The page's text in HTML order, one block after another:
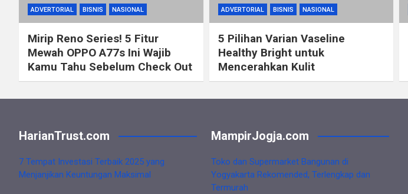
ADVERTORIAL BISNIS NASIONAL
Mirip Reno Series! 5 Fitur
Mewah OPPO A77s Ini Wajib
Kamu Tahu Sebelum Check Out
ADVERTORIAL BISNIS NASIONAL
5 Pilihan Varian Vaseline
Healthy Bright untuk
Mencerahkan Kulit
HarianTrust.com
7 Tempat Investasi Terbaik 2025 yang
Menjanjikan Keuntungan Maksimal
MampirJogja.com
Toko dan Supermarket Bangunan di
Yogyakarta Rekomended, Terlengkap dan
Termurah